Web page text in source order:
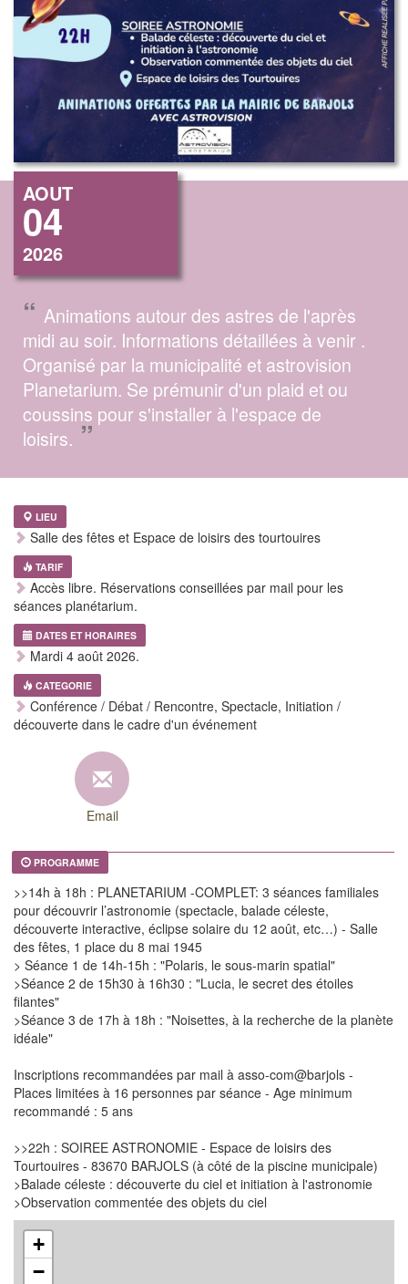
AOUT
04
2026
“ Animations autour des astres de l'après
midi au soir. Informations détaillées à venir .
Organisé par la municipalité et astrovision
Planetarium. Se prémunir d'un plaid et ou
coussins pour s'installer à l'espace de
loisirs. ”
LIEU
Salle des fêtes et Espace de loisirs des tourtouires
TARIF
Accès libre. Réservations conseillées par mail pour les
séances planétarium.
DATES ET HORAIRES
Mardi 4 août 2026.
CATEGORIE
Conférence / Débat / Rencontre, Spectacle, Initiation /
découverte dans le cadre d'un événement
Email
PROGRAMME
>>14h à 18h : PLANETARIUM -COMPLET: 3 séances familiales
pour découvrir l’astronomie (spectacle, balade céleste,
découverte interactive, éclipse solaire du 12 août, etc…) - Salle
des fêtes, 1 place du 8 mai 1945
> Séance 1 de 14h-15h : "Polaris, le sous-marin spatial"
>Séance 2 de 15h30 à 16h30 : "Lucia, le secret des étoiles
filantes"
>Séance 3 de 17h à 18h : "Noisettes, à la recherche de la planète
idéale"
Inscriptions recommandées par mail à asso-com@barjols -
Places limitées à 16 personnes par séance - Age minimum
recommandé : 5 ans
>>22h : SOIREE ASTRONOMIE - Espace de loisirs des
Tourtouires - 83670 BARJOLS (à côté de la piscine municipale)
>Balade céleste : découverte du ciel et initiation à l'astronomie
>Observation commentée des objets du ciel
+
−